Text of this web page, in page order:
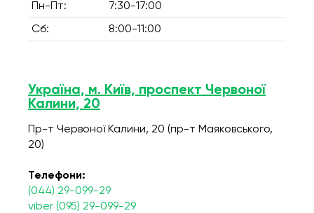
Пн-Пт:
7:30-17:00
Сб: 8:00-11:00
Україна, м. Київ, проспект Червоної
Калини, 20
Пр-т Червоної Калини, 20 (пр-т Маяковського,
20)
Телефони:
(044) 29-099-29
viber (095) 29-099-29